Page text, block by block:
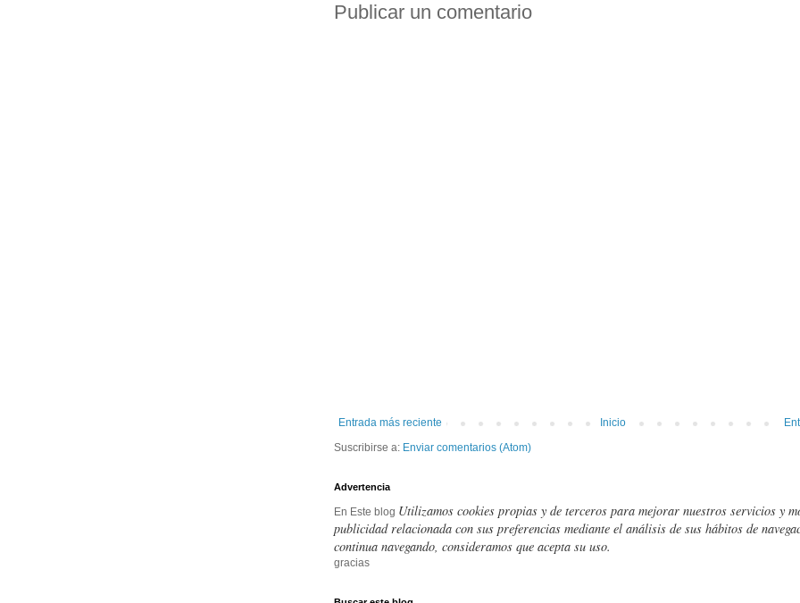
Publicar un comentario
Entrada más reciente
Inicio
Suscribirse a: Enviar comentarios (Atom)
Advertencia
En Este blog Utilizamos cookies propias y de terceros para mejorar nuestros servicios y
publicidad relacionada con sus preferencias mediante el análisis de sus hábitos de
continua navegando, consideramos que acepta su uso.
gracias